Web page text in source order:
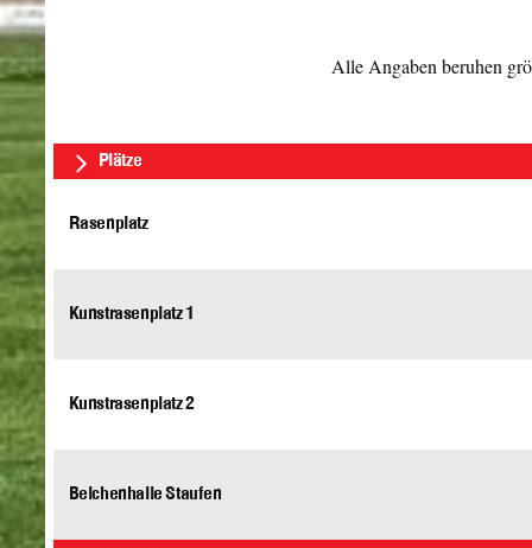
Alle Angaben beruhen
Plätze
Rasenplatz
Kunstrasenplatz 1
Kunstrasenplatz 2
Belchenhalle Staufen